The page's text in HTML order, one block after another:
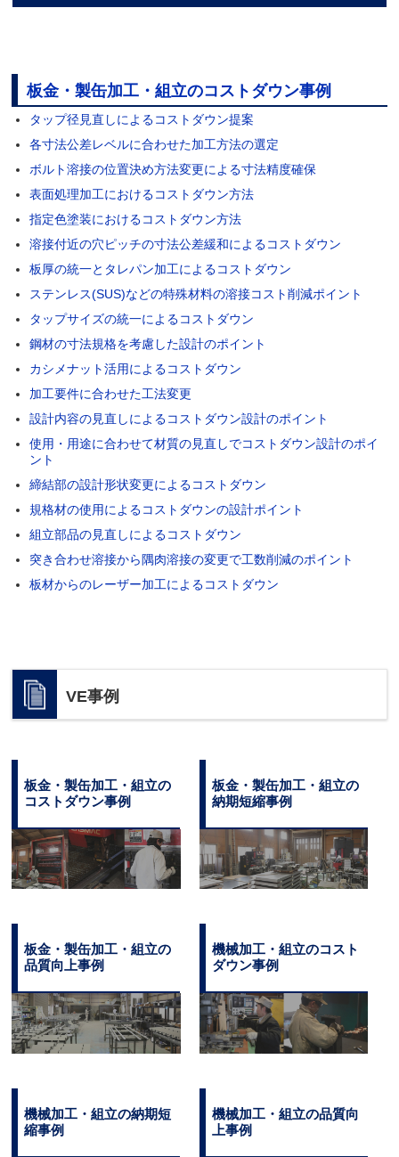
板金・製缶加工・組立のコストダウン事例
タップ径見直しによるコストダウン提案
各寸法公差レベルに合わせた加工方法の選定
ボルト溶接の位置決め方法変更による寸法精度確保
表面処理加工におけるコストダウン方法
指定色塗装におけるコストダウン方法
溶接付近の穴ピッチの寸法公差緩和によるコストダウン
板厚の統一とタレパン加工によるコストダウン
ステンレス(SUS)などの特殊材料の溶接コスト削減ポイント
タップサイズの統一によるコストダウン
鋼材の寸法規格を考慮した設計のポイント
カシメナット活用によるコストダウン
加工要件に合わせた工法変更
設計内容の見直しによるコストダウン設計のポイント
使用・用途に合わせて材質の見直しでコストダウン設計のポイ
ント
締結部の設計形状変更によるコストダウン
規格材の使用によるコストダウンの設計ポイント
組立部品の見直しによるコストダウン
突き合わせ溶接から隅肉溶接の変更で工数削減のポイント
板材からのレーザー加工によるコストダウン
VE事例
板金・製缶加工・組立の
コストダウン事例
板金・製缶加工・組立の
納期短縮事例
板金・製缶加工・組立の
品質向上事例
機械加工・組立のコスト
ダウン事例
機械加工・組立の納期短
縮事例
機械加工・組立の品質向
上事例